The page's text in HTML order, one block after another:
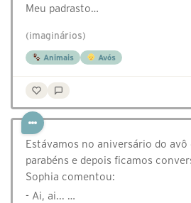
Meu padrasto…
(imaginários)
Animais Avós
Estávamos no aniversário do avô
parabéns e depois ficamos
Sophia comentou:
- Ai, ai... …